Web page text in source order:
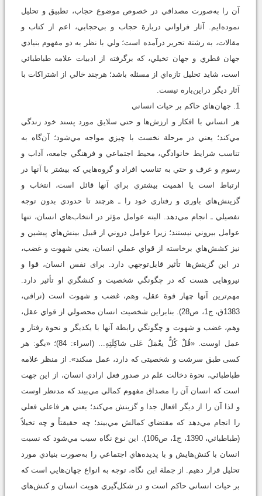
آن را به‌صورت مصداقي در خصوص موضوع حجاب، تطبيق و تحليل
نموده‌ايم. آثار فراواني دربارة حجاب و بي‌حجابي، اعم از کتاب و
مقالات، به رشتة تحرير درآمده است؛ ولي با نظر به دو مفهوم بنيادي
جهان فطري و جهان تخيلي، که برگرفته از ادبيات علامه طباطبائي
است، شايد تحليل تازه‌اي از مسئله باشد؛ هرچند خالي از اشتراکات با
آثار ديگر دراين‌باره نيست.
1. جهان‌هاي حاکم بر حيات انساني
هر انساني با افکار و ارزش‌ها و حتي سلايق مورد پسند خود زندگي
مي‌کند؛ يعني در مرحلة نخست با چيزي مواجه مي‌شود؛ آن‌گاه به
‌تناسب شرايط خانوادگي، محيط اجتماعي و فرهنگي جامعه، آداب و
رسوم و عرف و حتي به ‌تناسب افراد و گروه‌هايي که بيشتر با آنها در
ارتباط است يا اهميت بيشتري براي آنها قائل است، انتخاب و
گزينش‌هاي باوري و رفتاري خود را ـ هرچند تا حدودي بدون توجه
تفصيلي ـ انجام مي‌دهد. البته عوامل مؤثر در انتخاب‌هاي انسان، تنها
عوامل بيروني نيستند؛ زيرا عوامل دروني از قبيل بينش‌هاي پيشين و
نيز کشش‌هاي برخاسته از قواي عملي انسان، يعني شهوت و غضب،
در اين گزينش‌ها تأثير قابل‌توجهي دارد. براى نفس انسان، قوا و
نيروهايى هست که در چگونگي شخصيت و کنشگري او تأثير دارد.
مهم‌ترين آنها چهار قوة عقل، وهم، غضب و شهوت است (نراقى،
1383ق، ج1، ص28). بنابراين شخصيت انسان محصولي از قواي عقل،
وهم، غضب و شهوت و چگونگي رابطة آنها با يکديگر و نحوة رفتار و
عمل اوست. «قُلْ كُلٌّ يعْمَلُ عَلى شاكِلَتِهِ... (اسراء: 84)؛ «بگو: هر
كسى طبق سرشت و شخصيتى كه دارد، عمل مى‏كند». از منظر علامه
طباطبائي، نحوة دخالت علم در صدور فعل ارادي انسان، از اين جهت
است که انسان آن را مصداق مفهوم کمالي مي‌بيند که مدنظر اوست
و لذا آن را از ديگر افعال جدا و گزينش مي‌کند؛ يعني هر فاعلي فعلي
را انجام مي‌دهد که مقتضاي کمالش مي‌بيند؛ چه حقيقتاً و چه تخيلاً
(طباطبائي، 1390، ج1، ص106). اين نوع نگاه سبب مي‌شود که نسبت
انسان با کنش‌هايش و با پديده‌هاي اجتماعي را به‌صورت بنيادي مورد
تحليل قرار دهيم. از جملة اين نگاه، توجه به انواع جهان‌هايي است که
بر حيات انساني حاکم است و در شکل‌گيري هويت انسان و کنش‌هاي